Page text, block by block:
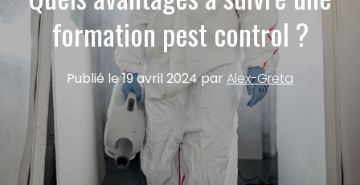
formation pest control ?
Publié le19 avril 2024par Alex-Greta